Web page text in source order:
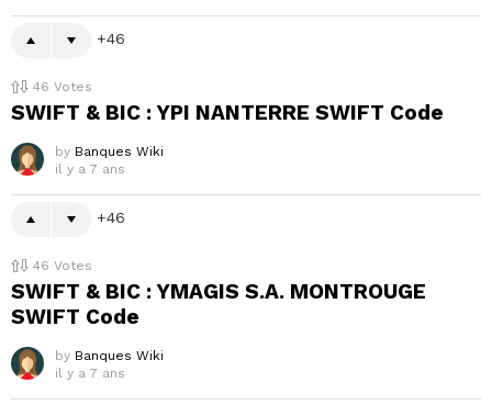
46
46 Votes
SWIFT & BIC : YPI NANTERRE SWIFT Code
by Banques Wiki
il y a 7 ans
46
46 Votes
SWIFT & BIC : YMAGIS S.A. MONTROUGE
SWIFT Code
by Banques Wiki
il y a 7 ans